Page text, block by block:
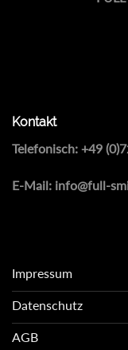
Kontakt
Telefonisch: +49
E-Mail: info@full-
Impressum
Datenschutz
AGB